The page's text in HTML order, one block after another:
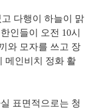
다행이 하늘이 맑
인들이 오전 10시
와 모자를 쓰고 장
메인비치 정화 활
표면적으로는 청